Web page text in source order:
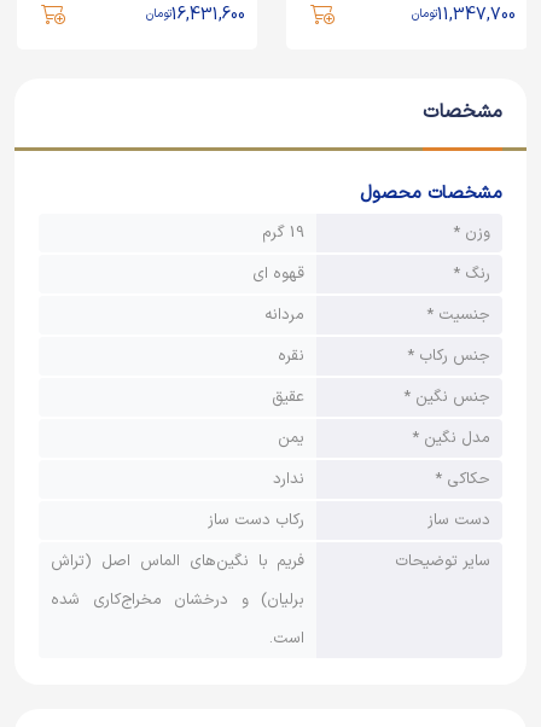
11,347,700تومان 16,431,600تومان
مشخصات
مشخصات محصول
وزن *
19 گرم
رنگ *
قهوه ای
جنسیت *
مردانه
جنس رکاب *
نقره
جنس نگین *
عقیق
مدل نگین *
یمن
حکاکی *
ندارد
دست ساز
رکاب دست ساز
سایر توضیحات
فریم با نگین‌های الماس اصل (تراش
برلیان) و درخشان مخراج‌کاری شده
است.